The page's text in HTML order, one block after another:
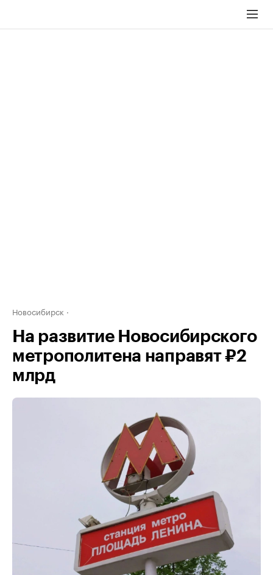
Новосибирск
На развитие Новосибирского
метрополитена направят ₽2
млрд